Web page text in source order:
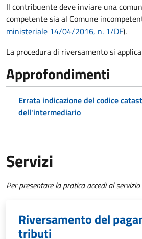
Il contribuente deve inviare una
competente sia al Comune
ministeriale 14/04/2016, n. 1/DF).
La procedura di riversamento si
Approfondimenti
Errata indicazione del codice
dell'intermediario
Servizi
Per presentare la pratica accedi al
Riversamento del
tributi